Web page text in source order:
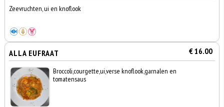
Zeevruchten, ui en knoflook
ALLA EUFRAAT € 16.00
Broccoli,courgette,ui,verse knoflook,garnalen en
tomatensaus